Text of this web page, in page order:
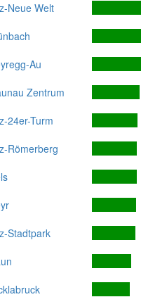
Neue Welt
Au
Zentrum
24er-Turm
Römerberg
Stadtpark